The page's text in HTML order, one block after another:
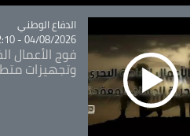
Catégorie
الدفاع الوطني
04/08/2026 - 12:10
فوج الأعمال
وتجهيزات